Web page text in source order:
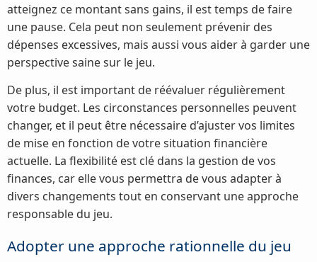
atteignez ce montant sans gains, il est temps de faire
une pause. Cela peut non seulement prévenir des
dépenses excessives, mais aussi vous aider à garder une
perspective saine sur le jeu.
De plus, il est important de réévaluer régulièrement
votre budget. Les circonstances personnelles peuvent
changer, et il peut être nécessaire d’ajuster vos limites
de mise en fonction de votre situation financière
actuelle. La flexibilité est clé dans la gestion de vos
finances, car elle vous permettra de vous adapter à
divers changements tout en conservant une approche
responsable du jeu.
Adopter une approche rationnelle du jeu